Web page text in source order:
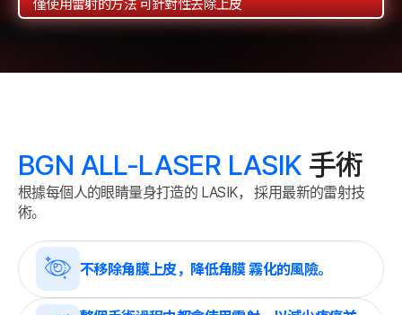
BGN ALL-LASER LASIK 手術
根據每個人的眼睛量身打造的 LASIK，採用最新的雷射技
術。
不移除角膜上皮，降低角膜 霧化的風險。